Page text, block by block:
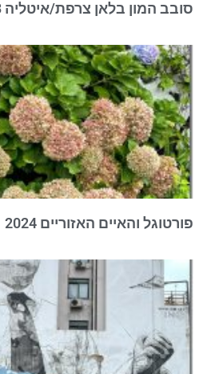
סובב המון בלאן צרפת/איטליה 2023
פורטוגל והאיים האזוריים 2024